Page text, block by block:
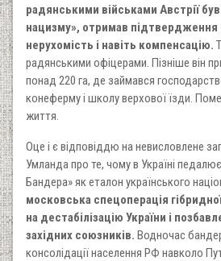
радянськими військами Австрії
нацизму», отримав підтвердження
нерухомість і навіть компенсацію.
радянськими офіцерами. Пізніше він
понад 220 га, де займався
конеферму і школу верхової їзди.
життя.
Оце і є відповіддю на невисловлене
Умланда про те, чому в Україні
Бандера» як еталон українського
московська спецоперація
на дестабілізацію України і
західних союзників. Водночас
консолідації населення РФ навколо